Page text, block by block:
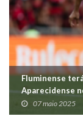
Fluminense
Aparecidense
07 maio 2025